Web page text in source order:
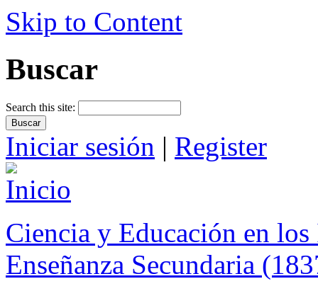
Skip to Content
Buscar
Search this site:
Iniciar sesión | Register
Ciencia y Educación en
Enseñanza Secundaria